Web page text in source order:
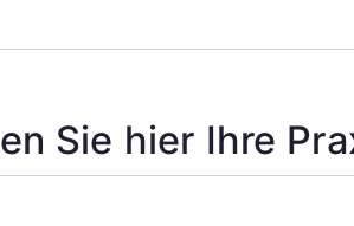
Sie hier Ihre